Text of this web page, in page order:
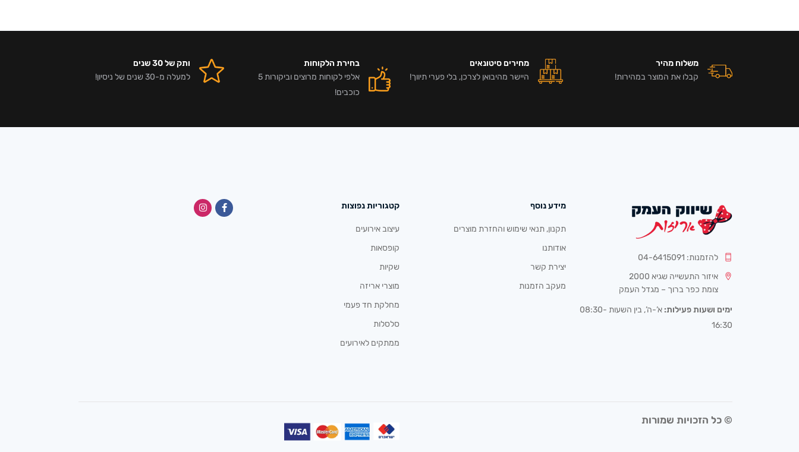
משלוח מהיר
קבלו את המוצר במהירות!
מחירים סיטונאים
היישר מהיבואן לצרכן, בלי פערי תיווך!
בחירת הלקוחות
אלפי לקוחות מרוצים וביקורות 5
כוכבים!
ותק של 30 שנים
למעלה מ-30 שנים של ניסיון!
להזמנות: 04-6415091
איזור התעשייה שגיא 2000
צומת כפר ברוך – מגדל העמק
ימים ושעות פעילות:
א’-ה’, בין השעות 08:30-
16:30
מידע נוסף
תקנון, תנאי שימוש והחזרת מוצרים
אודותנו
יצירת קשר
מעקב הזמנות
קטגוריות נפוצות
עיצוב אירועים
קופסאות
שקיות
מוצרי אריזה
מחלקת חד פעמי
סלסלות
ממתקים לאירועים
© כל הזכויות שמורות